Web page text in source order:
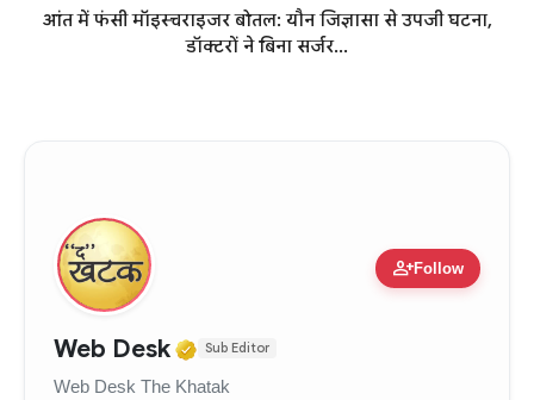
आंत में फंसी मॉइस्चराइजर बोतल: यौन जिज्ञासा से उपजी घटना,
डॉक्टरों ने बिना सर्जर...
person_addFollow
Web Desk Verified Media or
Sub Editor
Web Desk The Khatak